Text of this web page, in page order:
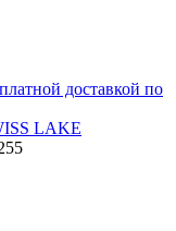
доставкой по
LAKE